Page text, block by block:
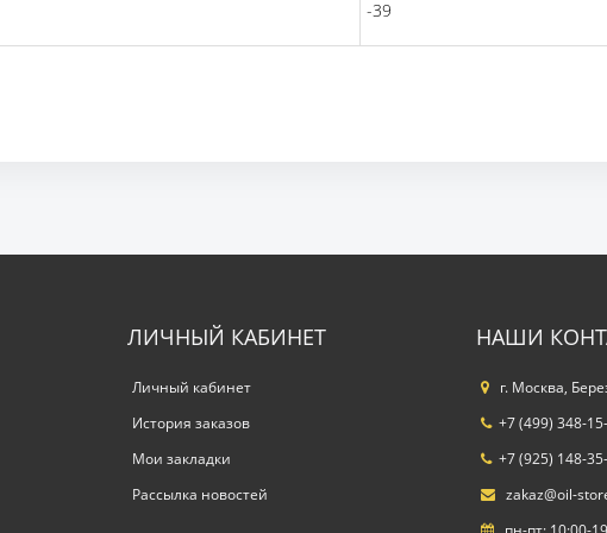
-39
ЛИЧНЫЙ КАБИНЕТ
Личный кабинет
История заказов
Мои закладки
Рассылка новостей
НАШИ
г. Москва,
+7 (499) 348-
+7 (925) 148-
zakaz@oil-